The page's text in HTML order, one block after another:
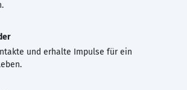
und erhalte Impulse für ein